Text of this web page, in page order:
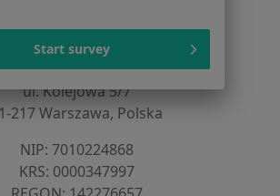
ZnanyLekarz - Strona główna
ZnanyLekarz Sp. z o.o.
ul. Kolejowa 5/7
217 Warszawa, Polska
NIP: ⁠7010224868
KRS: ⁠0000347997
Start survey